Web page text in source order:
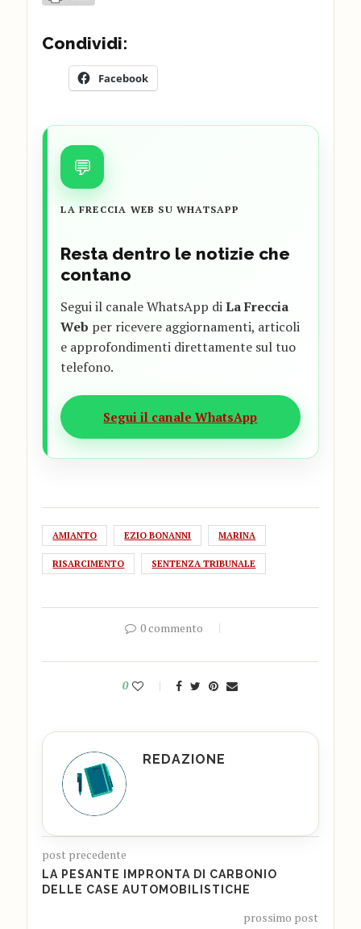
Condividi:
Facebook
💬
LA FRECCIA WEB SU WHATSAPP
Resta dentro le notizie che
contano
Segui il canale WhatsApp diLa Freccia
Web per ricevere aggiornamenti, articoli
e approfondimenti direttamente sul tuo
telefono.
Segui il canale WhatsApp
AMIANTO EZIO BONANNI MARINA
RISARCIMENTO SENTENZA TRIBUNALE
0 commento
0
REDAZIONE
post precedente
LA PESANTE IMPRONTA DI CARBONIO
DELLE CASE AUTOMOBILISTICHE
prossimo post